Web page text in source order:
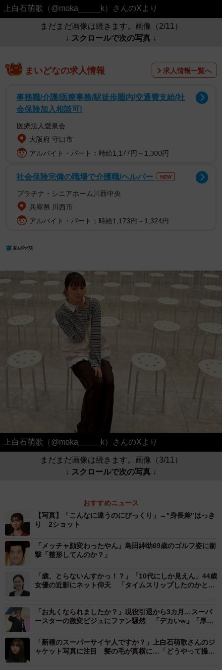
上白石萌歌（@moka_____k）さんのXより
まだまだ画像は続きます。画像（2/11）
↓ スクロールで次の写真 ↓
まいどなの求人情報 求人情報一覧へ
事務職/介護/医療事務/駅徒歩圏内/交通費支給/社
会保険加入相談可!
医療法人愛泉会
大阪府 守口市
アルバイト・パート：時給1,177円～1,300円
社会保険完備の職場で介護職/ヘルパー NEW
プラチナ・シニアホーム川西中央
兵庫県 川西市
アルバイト・パート：時給1,173円～1,324円
上白石萌歌（@moka_____k）さんのXより
まだまだ画像は続きます。画像（3/11）
↓ スクロールで次の写真 ↓
おすすめニュース
【写真】「こんなに違うのにびっくり」→"身長差"はっき
り 2ショット
「メッチャ顔変わったやん」島田紳助69歳のゴルフ姿に衝
撃「整形してんのか？」
「歳、とらないんすかっ！？」「10代にしか見えん」44歳
女優の近影にネット仰天 「タイムスリップしたのかと」
「お丸くなられましたか？」現役引退から3カ月…スーパ
ースターの激変ビジュにファン騒然 「デカいw」「厚み
「新種のスーパーサイヤ人ですか？」上白石萌歌さんのジ
ャケット写真に注目 髪の毛が真横に…「どうやって撮っ